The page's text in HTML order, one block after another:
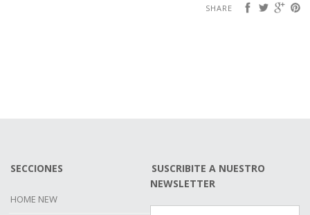
SHARE
SECCIONES
HOME NEW
SUSCRIBITE A NUESTRO
NEWSLETTER